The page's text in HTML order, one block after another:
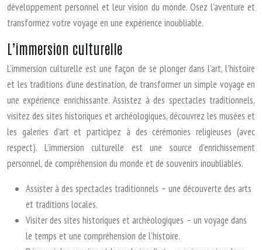
développement personnel et leur vision du monde. Osez l’aventure et
transformez votre voyage en une expérience inoubliable.
L’immersion culturelle
L’immersion culturelle est une façon de se plonger dans l’art, l’histoire
et les traditions d’une destination, de transformer un simple voyage en
une expérience enrichissante. Assistez à des spectacles traditionnels,
visitez des sites historiques et archéologiques, découvrez les musées et
les galeries d’art et participez à des cérémonies religieuses (avec
respect). L’immersion culturelle est une source d’enrichissement
personnel, de compréhension du monde et de souvenirs inoubliables.
Assister à des spectacles traditionnels – une découverte des arts
et traditions locales.
Visiter des sites historiques et archéologiques – un voyage dans
le temps et une compréhension de l’histoire.